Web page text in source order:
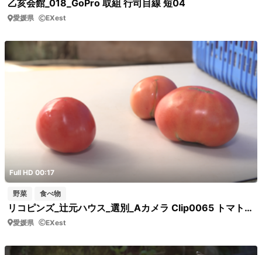
乙亥会館_018_GoPro 取組 行司目線 短04
愛媛県 EXest
Full HD 00:17
野菜 食べ物
リコピンズ_辻元ハウス_選別_Aカメラ Clip0065 トマト比較
愛媛県 EXest